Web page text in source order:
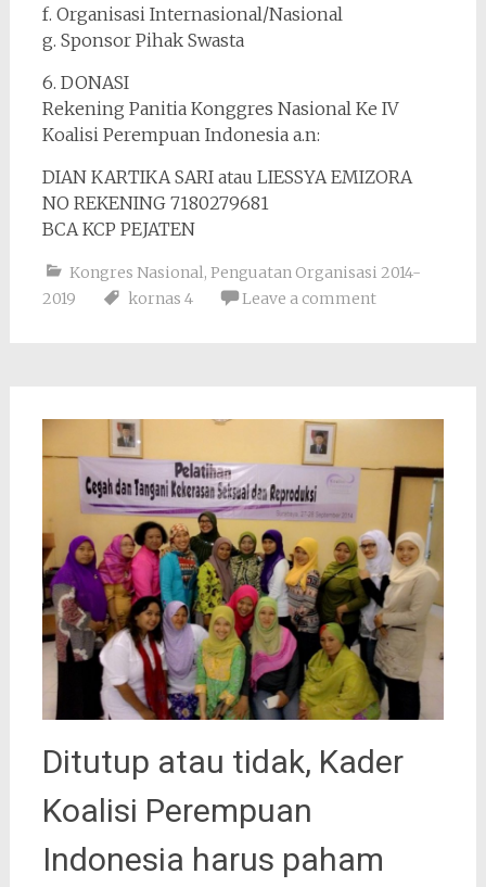
f. Organisasi Internasional/Nasional
g. Sponsor Pihak Swasta
6. DONASI
Rekening Panitia Konggres Nasional Ke IV
Koalisi Perempuan Indonesia a.n:
DIAN KARTIKA SARI atau LIESSYA EMIZORA
NO REKENING 7180279681
BCA KCP PEJATEN
Kongres Nasional, Penguatan Organisasi 2014-
2019
kornas 4 Leave a comment
Ditutup atau tidak, Kader
Koalisi Perempuan
Indonesia harus paham